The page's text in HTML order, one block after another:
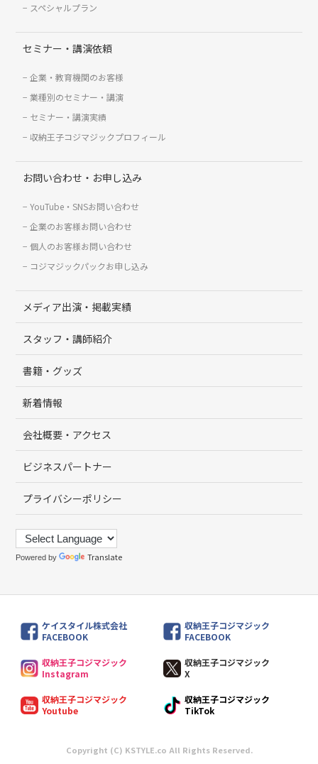
スペシャルプラン
セミナー・講演依頼
企業・教育機関のお客様
業種別のセミナー・講演
セミナー・講演実績
収納王子コジマジックプロフィール
お問い合わせ・お申し込み
YouTube・SNSお問い合わせ
企業のお客様お問い合わせ
個人のお客様お問い合わせ
コジマジックパックお申し込み
メディア出演・掲載実績
スタッフ・講師紹介
書籍・グッズ
新着情報
会社概要・アクセス
ビジネスパートナー
プライバシーポリシー
Powered by Translate
ケイスタイル株式会社
FACEBOOK
収納王子コジマジック
FACEBOOK
収納王子コジマジック
Instagram
収納王子コジマジック
X
収納王子コジマジック
Youtube
収納王子コジマジック
TikTok
Copyright (C) KSTYLE.co All Rights Reserved.